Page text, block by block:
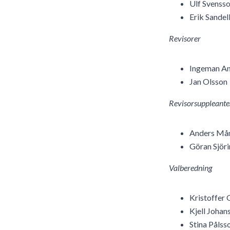
Ulf
Erik Sandell
Revisorer
Ingeman
Jan Olsson
Anders
Göran
Valberedning
Kristoffer
Kjell
Stina